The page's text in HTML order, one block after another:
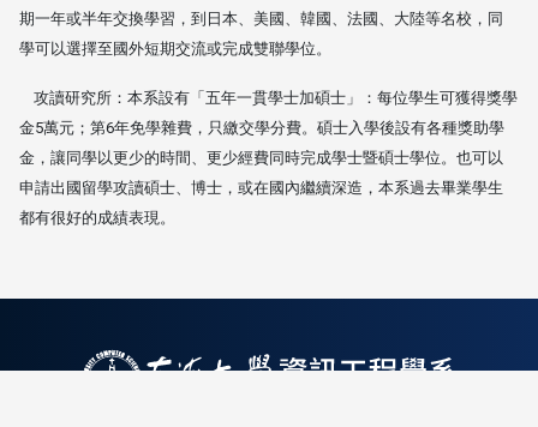
期一年或半年交換學習，到日本、美國、韓國、法國、大陸等名校，同
學可以選擇至國外短期交流或完成雙聯學位。
攻讀研究所：本系設有「五年一貫學士加碩士」：每位學生可獲得獎學
金5萬元；第6年免學雜費，只繳交學分費。碩士入學後設有各種獎助學
金，讓同學以更少的時間、更少經費同時完成學士暨碩士學位。也可以
申請出國留學攻讀碩士、博士，或在國內繼續深造，本系過去畢業學生
都有很好的成績表現。